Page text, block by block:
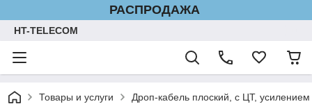
РАСПРОДАЖА
HT-TELECOM
Товары и услуги Дроп-кабель плоский, с ЦТ,